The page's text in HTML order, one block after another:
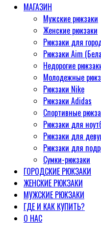
МАГАЗИН
Мужские рюкзаки
Женские рюкзаки
Рюкзаки для
Рюкзаки Aim
Недорогие
Молодежные
Рюкзаки Nike
Рюкзаки Adidas
Спортивные
Рюкзаки для
Рюкзаки для
Рюкзаки для
Сумки-рюкзаки
ГОРОДСКИЕ РЮКЗАКИ
ЖЕНСКИЕ РЮКЗАКИ
МУЖСКИЕ РЮКЗАКИ
ГДЕ И КАК КУПИТЬ?
О НАС